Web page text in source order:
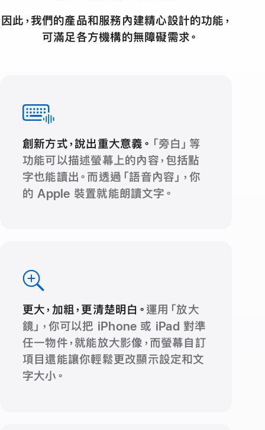
因此，我們的產品和服務內建精心設計的功能，
可滿足各方機構的無障礙需求。
創新方式，說出重大意義。 「旁白」等
功能可以描述螢幕上的內容，包括點
字也能讀出。而透過「語音內容」，你
的 Apple 裝置就能朗讀文字。
更大，加粗，更清楚明白。 運用「放大
鏡」，你可以把 iPhone 或 iPad 對準
任一物件，就能放大影像，而螢幕自訂
項目還能讓你輕鬆更改顯示設定和文
字大小。